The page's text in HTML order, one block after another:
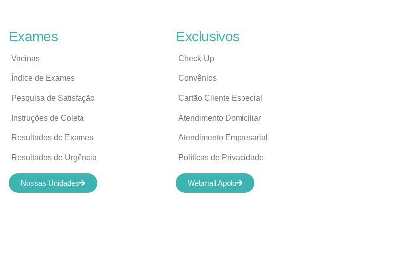
Exames
Vacinas
Índice de Exames
Pesquisa de Satisfação
Instruções de Coleta
Resultados de Exames
Resultados de Urgência
Nossas Unidades
Exclusivos
Check-Up
Convênios
Cartão Cliente Especial
Atendimento Domiciliar
Atendimento Empresarial
Políticas de Privacidade
Webmail Apolo